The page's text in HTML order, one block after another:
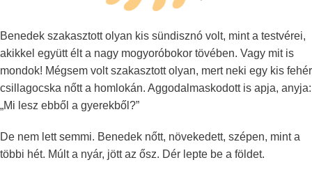
Benedek szakasztott olyan kis sündisznó volt, mint a testvérei,
akikkel együtt élt a nagy mogyoróbokor tövében. Vagy mit is
mondok! Mégsem volt szakasztott olyan, mert neki egy kis fehér
csillagocska nőtt a homlokán. Aggodalmaskodott is apja, anyja:
„Mi lesz ebből a gyerekből?”
De nem lett semmi. Benedek nőtt, növekedett, szépen, mint a
többi hét. Múlt a nyár, jött az ősz. Dér lepte be a földet.